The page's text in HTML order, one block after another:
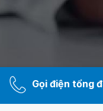
Gọi điện tổng